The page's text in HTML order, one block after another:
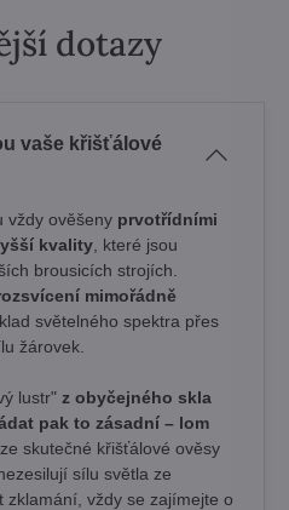
dotazy
vaše křišťálové
vždy ověšeny prvotřídními
kvality , které jsou
brousicích strojích.
mimořádně
světelného spektra přes
žárovek.
lustr" z obyčejného skla
pak to zásadní – lom
skutečné křišťálové ověsy
sílu světla ze
zklamání, vždy se zajímejte o